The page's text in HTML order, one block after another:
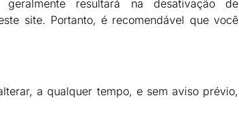
resultará na desativação de
site. Portanto, é recomendável que você
a qualquer tempo, e sem aviso prévio,